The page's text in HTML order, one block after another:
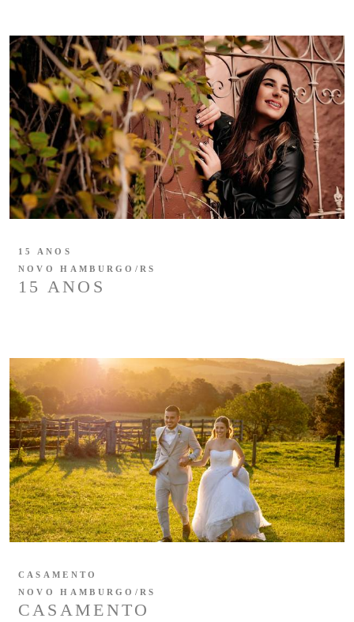
15 ANOS
15 ANOS
NOVO HAMBURGO/RS
CASAMENTO
CASAMENTO
NOVO HAMBURGO/RS